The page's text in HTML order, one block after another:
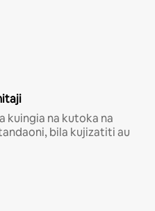
kuingia na kutoka na
bila kujizatiti au